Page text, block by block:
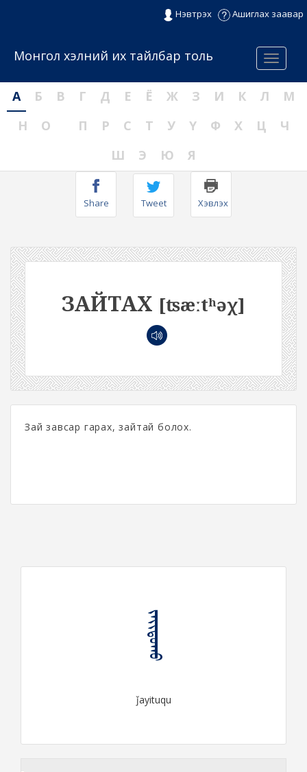
Нэвтрэх Ашиглах заавар
Menu
Монгол хэлний их тайлбар толь
А Б В Г Д Е Ё Ж З И К Л
М
Н
О П Р С Т У Ү Ф Х Ц
Ч
Ш
Э Ю Я
Share Tweet Хэвлэх
ЗАЙТАХ [ʦæːtʰəχ]
Зай завсар гарах, зайтай болох.
ᠵᠠᠶᠢᠲᠤᠬᠤ
ǰayituqu